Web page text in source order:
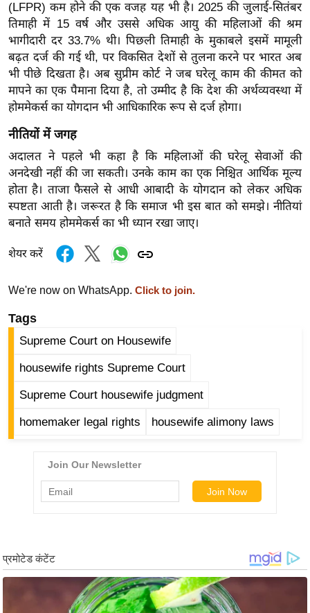
हॉ
ली
वु
ड
फि
ल्म
स
मी
क्षा
B
r
e
k
n
N
e
w
ला
इ
लॉ
जी
(LFPR) कम होने की एक वजह यह भी है। 2025 की जुलाई-सितंबर
तिमाही में 15 वर्ष और उससे अधिक आयु की महिलाओं की श्रम
भागीदारी दर 33.7% थी। पिछली तिमाही के मुकाबले इसमें मामूली
बढ़त दर्ज की गई थी, पर विकसित देशों से तुलना करने पर भारत अब
भी पीछे दिखता है। अब सुप्रीम कोर्ट ने जब घरेलू काम की कीमत को
मापने का एक पैमाना दिया है, तो उम्मीद है कि देश की अर्थव्यवस्था में
होममेकर्स का योगदान भी आधिकारिक रूप से दर्ज होगा।
नीतियों में जगह
अदालत ने पहले भी कहा है कि महिलाओं की घरेलू सेवाओं की
अनदेखी नहीं की जा सकती। उनके काम का एक निश्चित आर्थिक मूल्य
होता है। ताजा फैसले से आधी आबादी के योगदान को लेकर अधिक
स्पष्टता आती है। जरूरत है कि समाज भी इस बात को समझे। नीतियां
बनाते समय होममेकर्स का भी ध्यान रखा जाए।
शेयर करें
We're now on WhatsApp. Click to join.
Tags
Supreme Court on Housewife
housewife rights Supreme Court
Supreme Court housewife judgment
homemaker legal rights housewife alimony laws